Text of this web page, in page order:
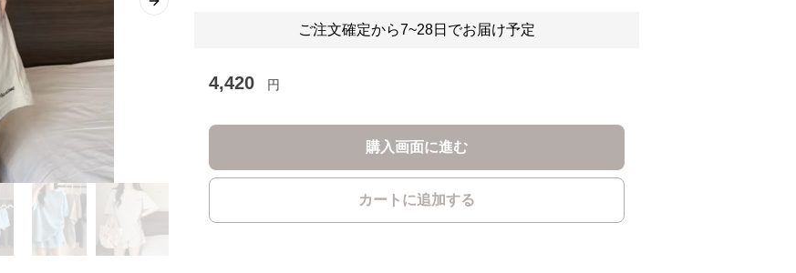
Next slide
ご注文確定から7~28日でお届け予定
4,420 円
購入画面に進む
カートに追加する